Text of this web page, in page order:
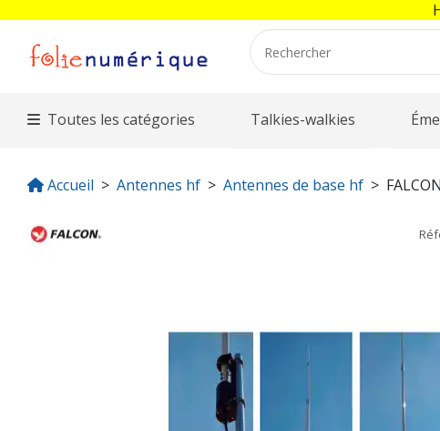
Toutes les catégories Talkies-walkies
Accueil Antennes hf Antennes de base hf